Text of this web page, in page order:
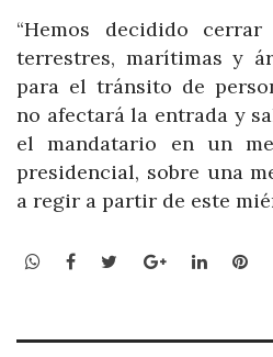
“Hemos decidido
terrestres, marítimas y
para el tránsito de
no afectará la entrada y
el mandatario en un
presidencial, sobre una
a regir a partir de este
WhatsApp
Facebook
TwitterGoogle+LinkedIn